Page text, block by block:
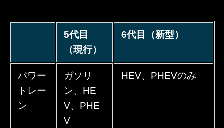
5代目
（現行）
6代目（新型）
パワー
トレー
ン
ガソリ
ン、HE
V、PHE
V
HEV、PHEVのみ